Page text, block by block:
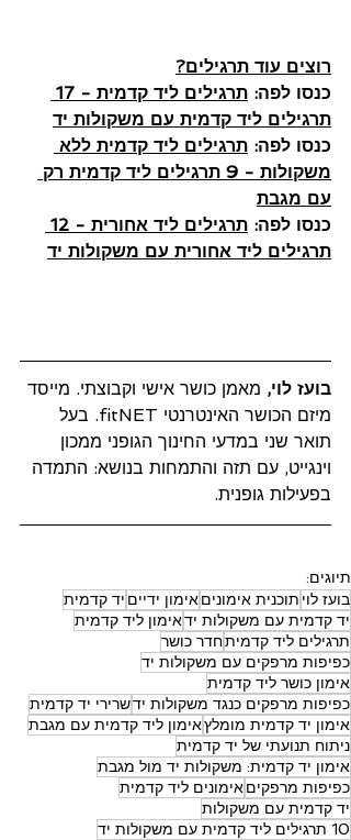
רוצים עוד תרגילים?
כנסו לפה:
תרגילים ליד קדמית עם משקולות יד
כנסו לפה: תרגילים ליד קדמית ללא
משקולות - 9 תרגילים ליד קדמית רק
עם מגבת
כנסו לפה:
תרגילים ליד אחורית עם משקולות יד
בועז לוי, מאמן כושר אישי וקבוצתי. מייסד
מיזם הכושר האינטרנטי fitNET. בעל
תואר שני במדעי החינוך הגופני ממכון
וינגייט, עם תזה והתמחות בנושא: התמדה
בפעילות גופנית.
תיוגים:
בועז לוי תוכנית אימוניםאימון ידיים יד קדמית
יד קדמית עם משקולות ידאימון ליד קדמית
תרגילים ליד קדמיתחדר כושר
כפיפות מרפקים עם משקולות יד
אימון כושר ליד קדמית
כפיפות מרפקים כנגד משקולות ידשרירי יד קדמית
אימון יד קדמית מומלץאימון ליד קדמית עם מגבת
ניתוח תנועתי של יד קדמית
אימון יד קדמית: משקולות יד מול מגבת
כפיפות מרפקיםאימונים ליד קדמית
יד קדמית עם משקולות
10 תרגילים ליד קדמית עם משקולות יד